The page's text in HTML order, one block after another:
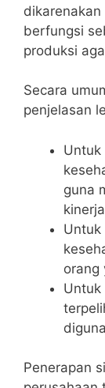
berfungsi
produksi
Secara
penjelasan
Untuk
guna
kinerja
Untuk
orang
Untuk
Penerapan